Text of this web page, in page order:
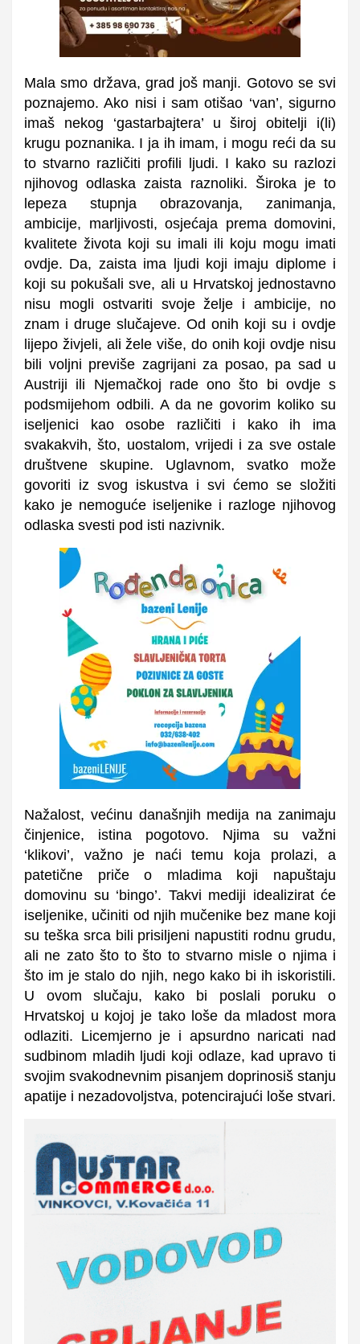
Mala smo država, grad još manji. Gotovo se svi
poznajemo. Ako nisi i sam otišao ‘van’, sigurno
imaš nekog ‘gastarbajtera’ u široj obitelji i(li)
krugu poznanika. I ja ih imam, i mogu reći da su
to stvarno različiti profili ljudi. I kako su razlozi
njihovog odlaska zaista raznoliki. Široka je to
lepeza stupnja obrazovanja, zanimanja,
ambicije, marljivosti, osjećaja prema domovini,
kvalitete života koji su imali ili koju mogu imati
ovdje. Da, zaista ima ljudi koji imaju diplome i
koji su pokušali sve, ali u Hrvatskoj jednostavno
nisu mogli ostvariti svoje želje i ambicije, no
znam i druge slučajeve. Od onih koji su i ovdje
lijepo živjeli, ali žele više, do onih koji ovdje nisu
bili voljni previše zagrijani za posao, pa sad u
Austriji ili Njemačkoj rade ono što bi ovdje s
podsmijehom odbili. A da ne govorim koliko su
iseljenici kao osobe različiti i kako ih ima
svakakvih, što, uostalom, vrijedi i za sve ostale
društvene skupine. Uglavnom, svatko može
govoriti iz svog iskustva i svi ćemo se složiti
kako je nemoguće iseljenike i razloge njihovog
odlaska svesti pod isti nazivnik.
Nažalost, većinu današnjih medija na zanimaju
činjenice, istina pogotovo. Njima su važni
‘klikovi’, važno je naći temu koja prolazi, a
patetične priče o mladima koji napuštaju
domovinu su ‘bingo’. Takvi mediji idealizirat će
iseljenike, učiniti od njih mučenike bez mane koji
su teška srca bili prisiljeni napustiti rodnu grudu,
ali ne zato što to što to stvarno misle o njima i
što im je stalo do njih, nego kako bi ih iskoristili.
U ovom slučaju, kako bi poslali poruku o
Hrvatskoj u kojoj je tako loše da mladost mora
odlaziti. Licemjerno je i apsurdno naricati nad
sudbinom mladih ljudi koji odlaze, kad upravo ti
svojim svakodnevnim pisanjem doprinosiš stanju
apatije i nezadovoljstva, potencirajući loše stvari.